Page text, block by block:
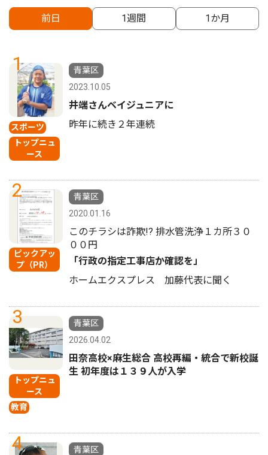
前日 1週間 1か月
1
スポーツ
トップニュ
ース
青葉区
2023.10.05
井端さんベイジュニアに
昨年に続き２年連続
2
ピックアッ
プ（PR）
青葉区
2020.01.16
このチラシは詐欺!? 排水管洗浄１カ所３０
００円
「行政の指定工事店か確認を」
ホームエクスプレス 加藤代表に聞く
3
トップニュ
ース
教育
青葉区
2026.04.02
田奈高校×麻生総合 高校再編・統合で新校誕
生 初年度は１３９人が入学
4
青葉区